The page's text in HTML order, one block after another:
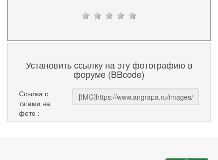
Установить ссылку на эту фотографию в
форуме (BBcode)
Ссылка с
тэгами на
фото :